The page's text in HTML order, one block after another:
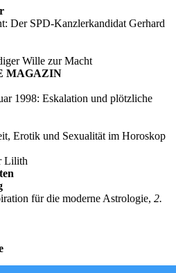
Der SPD-Kanzlerkandidat Gerhard
Wille zur Macht
MAGAZIN
1998: Eskalation und plötzliche
Erotik und Sexualität im Horoskop
Lilith
für die moderne Astrologie, 2.